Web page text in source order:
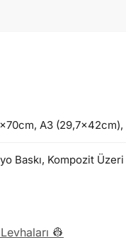
A3 (29,7x42cm),
Baskı, Kompozit
👷